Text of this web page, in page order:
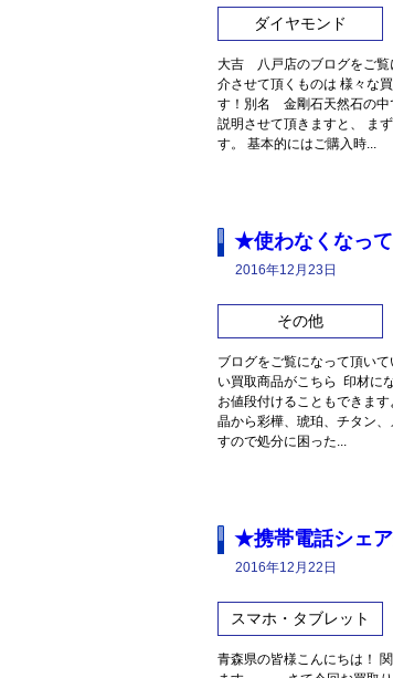
ダイヤモンド
大吉 八戸店のブログをご覧
介させて頂くものは 様々な
す！別名 金剛石天然石の中
説明させて頂きますと、 ま
す。 基本的にはご購入時...
★使わなくなっ
2016年12月23日
その他
ブログをご覧になって頂い
い買取商品がこちら 印材に
お値段付けることもできま
晶から彩樺、琥珀、チタン
すので処分に困った...
★携帯電話シェ
2016年12月22日
スマホ・タブレット
青森県の皆様こんにちは！